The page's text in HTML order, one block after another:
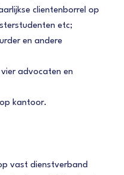
clientenborrel op
etc;
en andere
vier advocaten en
kantoor.
vast dienstverband